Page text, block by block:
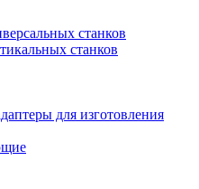
станков
станков
для изготовления